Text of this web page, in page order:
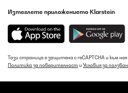
Изтеглете приложението Klarstein
Тази страница е защитена с reCAPTCHA и към
Политика за поверителност и Условия за